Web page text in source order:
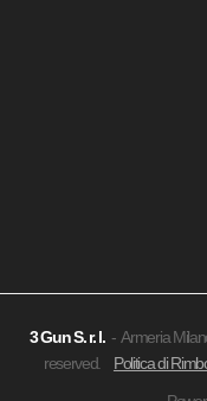
3 GunS. r. l. - Armeria
reserved. Politica di